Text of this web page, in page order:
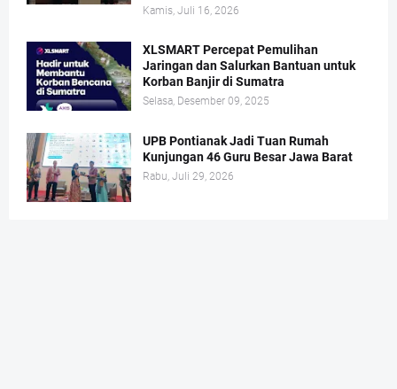
Kamis, Juli 16, 2026
XLSMART Percepat Pemulihan
Jaringan dan Salurkan Bantuan untuk
Korban Banjir di Sumatra
Selasa, Desember 09, 2025
UPB Pontianak Jadi Tuan Rumah
Kunjungan 46 Guru Besar Jawa Barat
Rabu, Juli 29, 2026